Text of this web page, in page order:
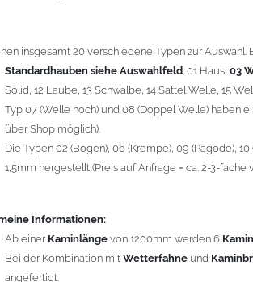
EUR) geliefert werden.
Sie den Einbau derKaminhaube
bitte auf das Bild klicken!
insgesamt 20 verschiedene Typen zur Auswahl.
Standardhauben siehe Auswahlfeld: 01 Haus, 03
Solid, 12 Laube, 13 Schwalbe, 14 Sattel Welle, 15
Typ 07 (Welle hoch) und 08 (Doppel Welle) haben
über Shop möglich).
Die Typen 02 (Bogen), 06 (Krempe), 09 (Pagode),
1,5mm hergestellt (Preis auf Anfrage = ca. 2-3-fache
Informationen:
Ab einer Kaminlänge von 1200mm werden 6
Bei der Kombination mit Wetterfahne und
angefertigt.